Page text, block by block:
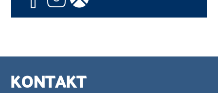
KONTAKT